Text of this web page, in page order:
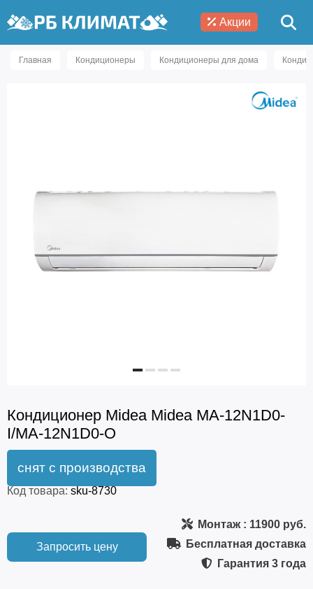
Акции
Главная Кондиционеры Кондиционеры для дома
Кондиционер Midea Midea MA-12N1D0-
I/MA-12N1D0-O
Код товара: sku-8730
Запросить цену
Монтаж: 11900 руб.
Бесплатная доставка
Гарантия 3 года